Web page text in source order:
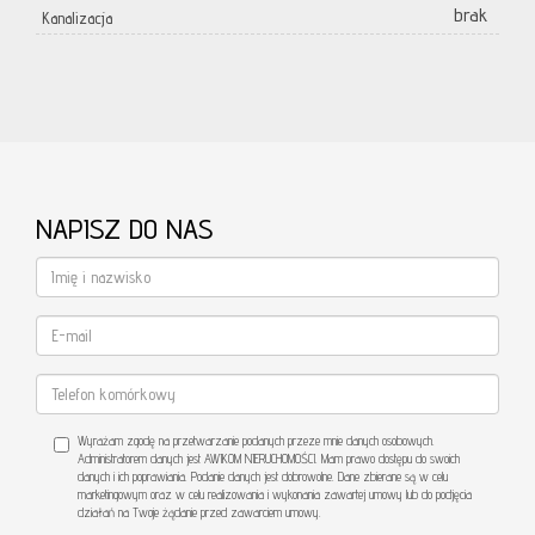
Kanalizacja brak
NAPISZ DO NAS
Wyrażam zgodę na przetwarzanie podanych przeze mnie danych osobowych.
Administratorem danych jest AWIKOM NIERUCHOMOŚCI. Mam prawo dostępu do swoich
danych i ich poprawiania. Podanie danych jest dobrowolne. Dane zbierane są w celu
marketingowym oraz w celu realizowania i wykonania zawartej umowy lub do podjęcia
działań na Twoje żądanie przed zawarciem umowy.